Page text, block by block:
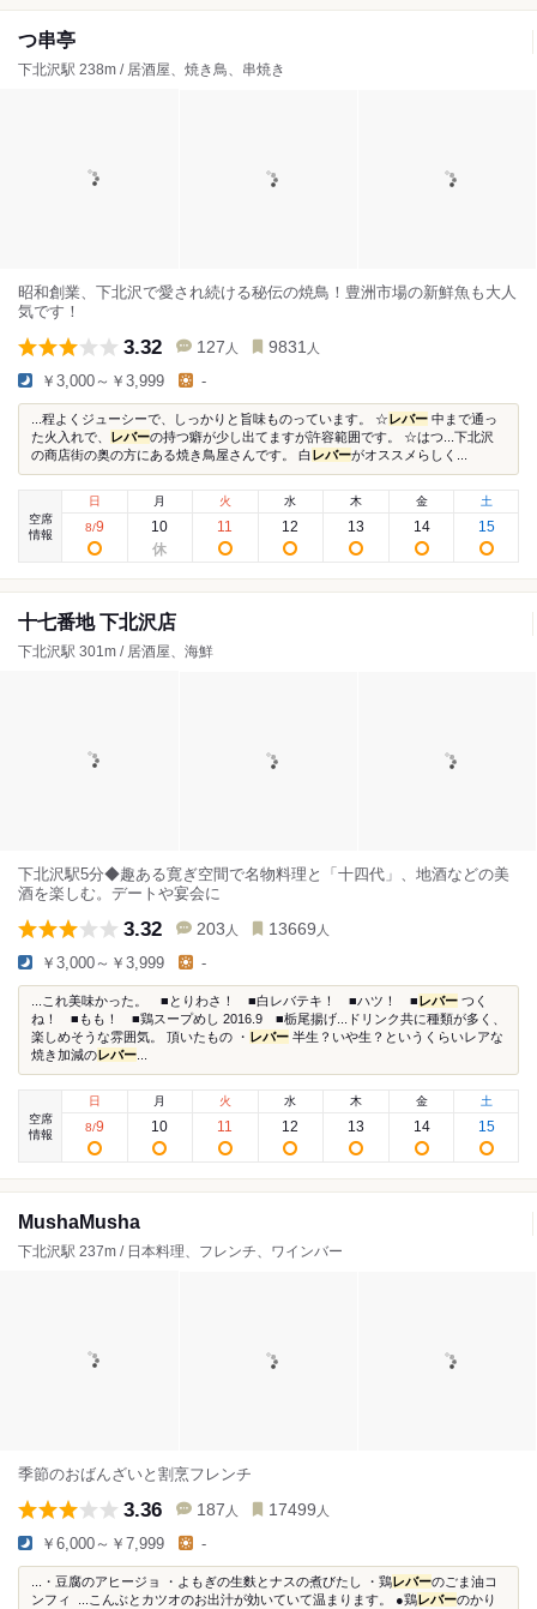
つ串亭
下北沢駅 238m / 居酒屋、焼き鳥、串焼き
昭和創業、下北沢で愛され続ける秘伝の焼鳥！豊洲市場の新鮮魚も大人
気です！
3.32 127 人 9831 人
￥3,000～￥3,999 -
...程よくジューシーで、しっかりと旨味ものっています。 ☆ レバー 中まで通っ
た火入れで、
レバーの持つ癖が少し出てますが許容範囲です。 ☆はつ...下北沢
の商店街の奥の方にある焼き鳥屋さんです。 白 レバーがオススメらしく...
空席
情報
日
8/9
月
10
火
11
水
12
木
13
金
14
土
15
十七番地 下北沢店
下北沢駅 301m / 居酒屋、海鮮
下北沢駅5分◆趣ある寛ぎ空間で名物料理と「十四代」、地酒などの美
酒を楽しむ。デートや宴会に
3.32 203 人 13669 人
￥3,000～￥3,999 -
...これ美味かった。 ■とりわさ！ ■白レバテキ！ ■ハツ！ ■ レバー つく
ね！ ■もも！ ■鶏スープめし 2016.9 ■栃尾揚げ...ドリンク共に種類が多く、
楽しめそうな雰囲気。 頂いたもの ・ レバー 半生？いや生？というくらいレアな
焼き加減の レバー
空席
情報
日
8/9
月
10
火
11
水
12
木
13
金
14
土
15
MushaMusha
下北沢駅 237m / 日本料理、フレンチ、ワインバー
季節のおばんざいと割烹フレンチ
3.36 187 人 17499 人
￥6,000～￥7,999 -
...・豆腐のアヒージョ ・よもぎの生麩とナスの煮びたし ・鶏 レバーのごま油コ
ンフィ ...こんぶとカツオのお出汁が効いていて温まります。 ●鶏 レバーのかり